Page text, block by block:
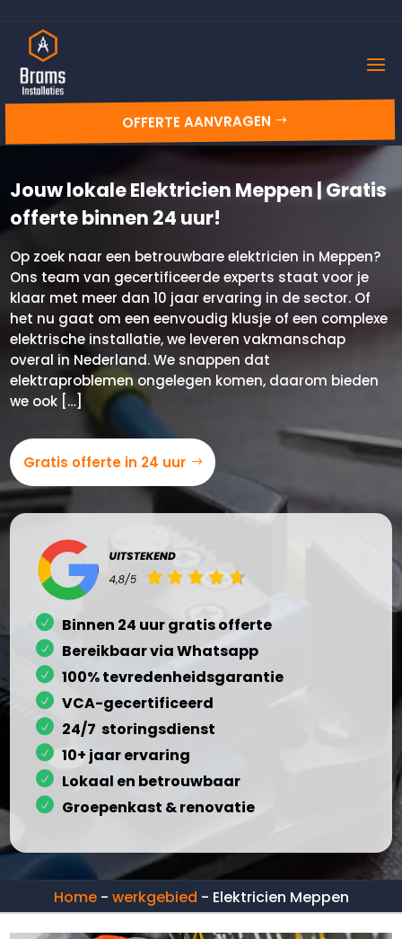
OFFERTE AANVRAGEN
Jouw lokale Elektricien Meppen | Gratis
offerte binnen 24 uur!
Op zoek naar een betrouwbare elektricien in Meppen?
Ons team van gecertificeerde experts staat voor je
klaar met meer dan 10 jaar ervaring in de sector. Of
het nu gaat om een eenvoudig klusje of een complexe
elektrische installatie, we leveren vakmanschap
overal in Nederland. We snappen dat
elektraproblemen ongelegen komen, daarom bieden
we ook […]
Gratis offerte in 24 uur
Binnen 24 uur gratis offerte
Bereikbaar via Whatsapp
100% tevredenheidsgarantie
VCA-gecertificeerd
24/7 storingsdienst
10+ jaar ervaring
Lokaal en betrouwbaar
Groepenkast & renovatie
Home- werkgebied - Elektricien Meppen